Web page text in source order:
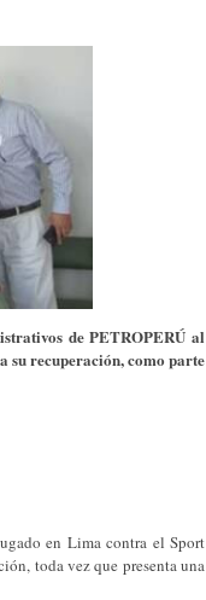
de PETROPERÚ al
recuperación, como parte
en Lima contra el Sport
toda vez que presenta una